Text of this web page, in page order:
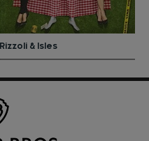
Rizzoli & Isles